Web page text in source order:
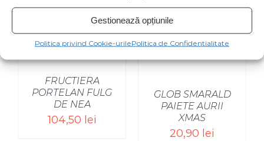
Gestionează opțiunile
Politica privind Cookie-urilePolitica de Confidentialitate
FRUCTIERA
PORTELAN FULG
DE NEA
104,50 lei
GLOB SMARALD
PAIETE AURII
XMAS
20,90 lei